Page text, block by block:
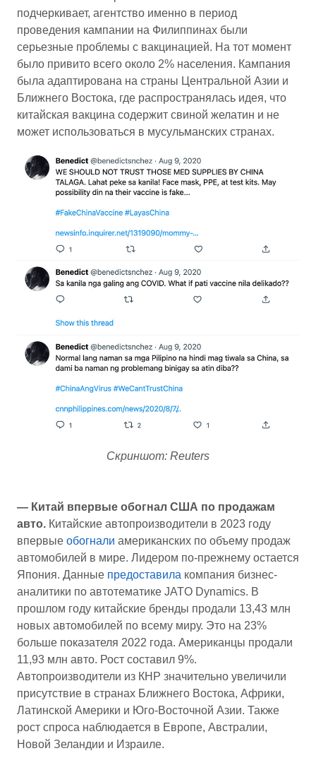
подчеркивает, агентство именно в период
проведения кампании на Филиппинах были
серьезные проблемы с вакцинацией. На тот момент
было привито всего около 2% населения. Кампания
была адаптирована на страны Центральной Азии и
Ближнего Востока, где распространялась идея, что
китайская вакцина содержит свиной желатин и не
может использоваться в мусульманских странах.
Скриншот: Reuters
— Китай впервые обогнал США по продажам
авто. Китайские автопроизводители в 2023 году
впервые обогнали американских по объему продаж
автомобилей в мире. Лидером по-прежнему остается
Япония. Данные предоставила компания бизнес-
аналитики по автотематике JATO Dynamics. В
прошлом году китайские бренды продали 13,43 млн
новых автомобилей по всему миру. Это на 23%
больше показателя 2022 года. Американцы продали
11,93 млн авто. Рост составил 9%.
Автопроизводители из КНР значительно увеличили
присутствие в странах Ближнего Востока, Африки,
Латинской Америки и Юго-Восточной Азии. Также
рост спроса наблюдается в Европе, Австралии,
Новой Зеландии и Израиле.